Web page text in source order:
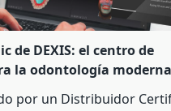
de DEXIS: el centro de
la odontología moderna
por un Distribuidor